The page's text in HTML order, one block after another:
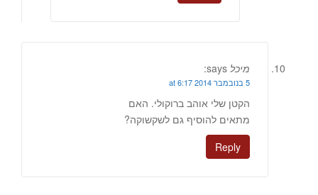
מיכל says:
5 בנובמבר 2014 at 6:17
הקטן שלי אוהב ברוקולי. האם
מתאים להוסיף גם לשקשוקה?
Reply